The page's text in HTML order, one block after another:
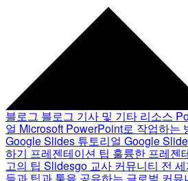
블로그 블로그 기사 및 기타 리소스
얼 Microsoft PowerPoint로 작업하는
Google Slides 튜토리얼 Google
하기 프레젠테이션 팁 훌륭한 프레젠
고의 팁 Slidesgo 교사 커뮤니티 전